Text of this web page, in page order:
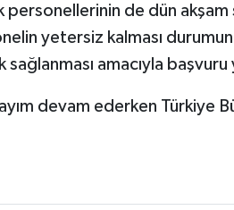
personellerinin de dün
yetersiz kalması
amacıyla başvuru
devam ederken Türkiye